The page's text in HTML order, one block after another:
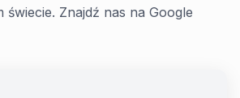
świecie. Znajdź nas na Google